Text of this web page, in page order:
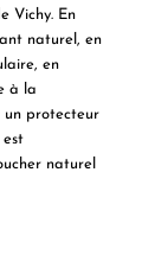
Vichy. En
naturel, en
en
à la
un protecteur
naturel